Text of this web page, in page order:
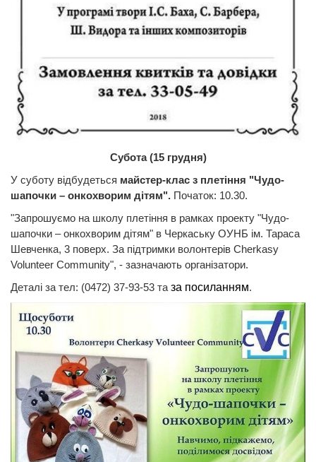
Субота (15 грудня)
У суботу відбудеться майстер-клас з плетіння "Чудо-
шапочки – онкохворим дітям". Початок: 10.30.
"Запрошуємо на школу плетіння в рамках проекту "Чудо-
шапочки – онкохворим дітям" в Черкаську ОУНБ ім. Тараса
Шевченка, 3 поверх. За підтримки волонтерів Cherkasy
Volunteer Community", - зазначають організатори.
Деталі за тел: (0472) 37-93-53 таза посиланням.